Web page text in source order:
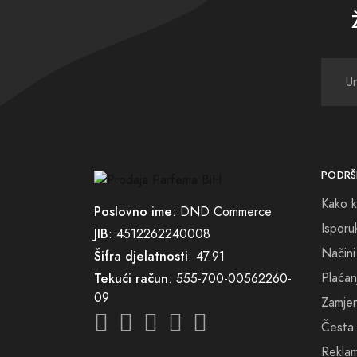
Poslovno ime: DND Commerce
JIB: 4512262240008
Šifra djelatnosti: 47.91
Tekući račun: 555-700-00562260-
09
Kako
Česta